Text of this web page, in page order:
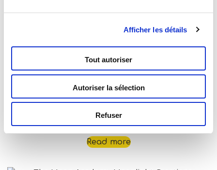
Afficher les détails
Tout autoriser
Autoriser la sélection
Refuser
The Moon Academy Moon Paper Art
Read more